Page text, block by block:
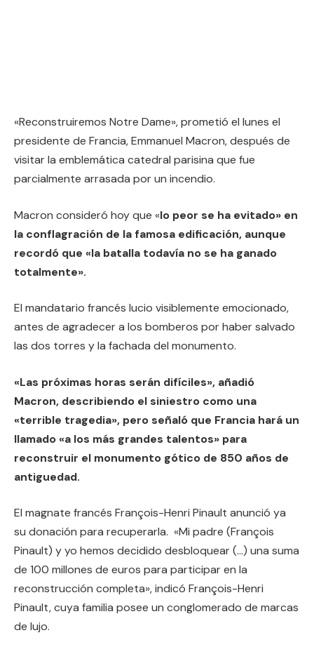
«Reconstruiremos Notre Dame», prometió el lunes el
presidente de Francia, Emmanuel Macron, después de
visitar la emblemática catedral parisina que fue
parcialmente arrasada por un incendio.
Macron consideró hoy que «lo peor se ha evitado» en
la conflagración de la famosa edificación, aunque
recordó que «la batalla todavía no se ha ganado
totalmente».
El mandatario francés lucio visiblemente emocionado,
antes de agradecer a los bomberos por haber salvado
las dos torres y la fachada del monumento.
«Las próximas horas serán difíciles», añadió
Macron, describiendo el siniestro como una
«terrible tragedia», pero señaló que Francia hará un
llamado «a los más grandes talentos» para
reconstruir el monumento gótico de 850 años de
antiguedad.
El magnate francés François-Henri Pinault anunció ya
su donación para recuperarla. «Mi padre (François
Pinault) y yo hemos decidido desbloquear (…) una suma
de 100 millones de euros para participar en la
reconstrucción completa», indicó François-Henri
Pinault, cuya familia posee un conglomerado de marcas
de lujo.